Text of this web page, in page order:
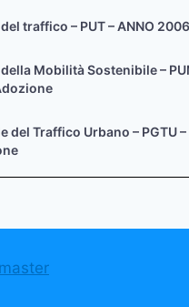
traffico – PUT – ANNO 2006
Mobilità Sostenibile –
del Traffico Urbano – PGTU